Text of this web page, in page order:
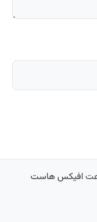
افیکس هاست